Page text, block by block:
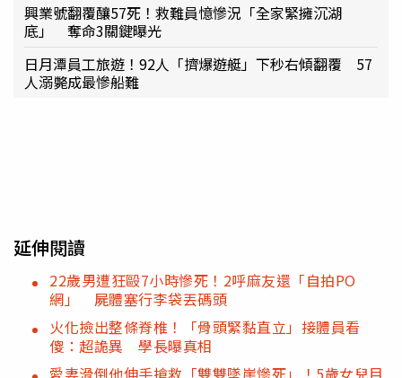
興業號翻覆釀57死！救難員憶慘況「全家緊擁沉湖
底」 奪命3關鍵曝光
日月潭員工旅遊！92人「擠爆遊艇」下秒右傾翻覆 57
人溺斃成最慘船難
延伸閱讀
22歲男遭狂毆7小時慘死！2呼麻友還「自拍PO
網」 屍體塞行李袋丟碼頭
火化撿出整條脊椎！「骨頭緊黏直立」接體員看
傻：超詭異 學長曝真相
愛妻滑倒他伸手搶救「雙雙墜崖慘死」！5歲女兒目